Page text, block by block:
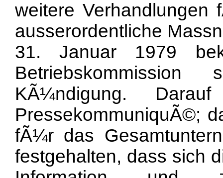
weitere
ausserordentliche
31. Januar 1979
KÃ¼ndigung.
PressekommuniquÃ©;
fÃ¼r das
festgehalten, dass sich